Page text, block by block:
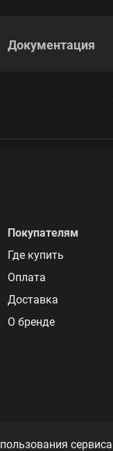
Документация
Покупателям
Где купить
Оплата
Доставка
О бренде
сервиса